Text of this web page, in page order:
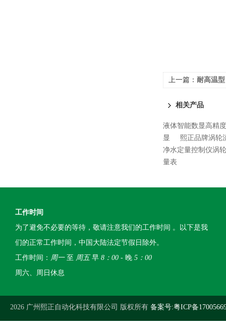
上一篇： 耐高温
相关产品
液体智能数显高精
显
熙正品牌涡轮
净水定量控制仪涡
量表
工作时间
为了避免不必要的等待，敬请注意我们的工作时间 。以下是我
们的正常工作时间，中国大陆法定节假日除外。
工作时间： 周一至 周五早 8：00 - 晚 5：00
周六、周日休息
2026 广州熙正自动化科技有限公司 版权所有 备案号:粤ICP备